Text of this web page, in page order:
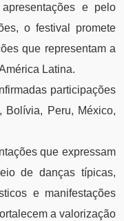
e pelo
o festival promete
que representam a
Latina.
participações
Bolívia, Peru, México,
que expressam
de danças típicas,
e manifestações
a valorização